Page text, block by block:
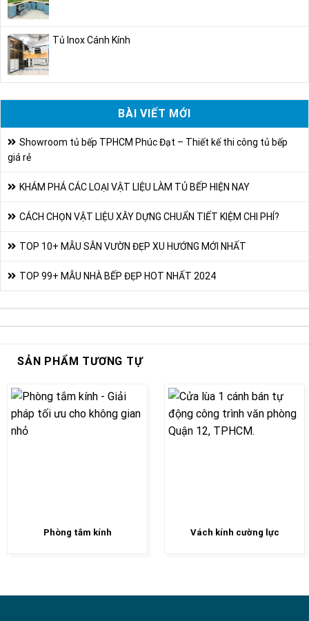
Tủ Inox Cánh Kính
BÀI VIẾT MỚI
Showroom tủ bếp TPHCM Phúc Đạt – Thiết kế thi công tủ bếp
giá rẻ
KHÁM PHÁ CÁC LOẠI VẬT LIỆU LÀM TỦ BẾP HIỆN NAY
CÁCH CHỌN VẬT LIỆU XÂY DỰNG CHUẨN TIẾT KIỆM CHI PHÍ?
TOP 10+ MẪU SÂN VƯỜN ĐẸP XU HƯỚNG MỚI NHẤT
TOP 99+ MẪU NHÀ BẾP ĐẸP HOT NHẤT 2024
SẢN PHẨM TƯƠNG TỰ
Phòng tắm kính Vách kính cường lực